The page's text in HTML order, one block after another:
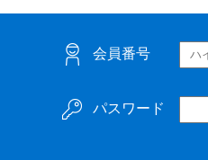
会員番号
パスワード